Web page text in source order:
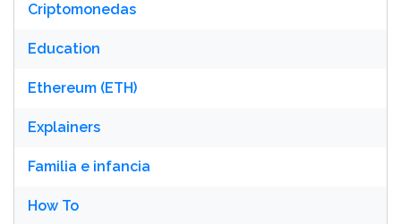
Criptomonedas
Education
Ethereum (ETH)
Explainers
Familia e infancia
How To